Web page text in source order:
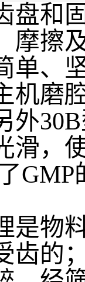
盘和
摩擦
单、
机磨
外
滑，
GMP
是物
齿的